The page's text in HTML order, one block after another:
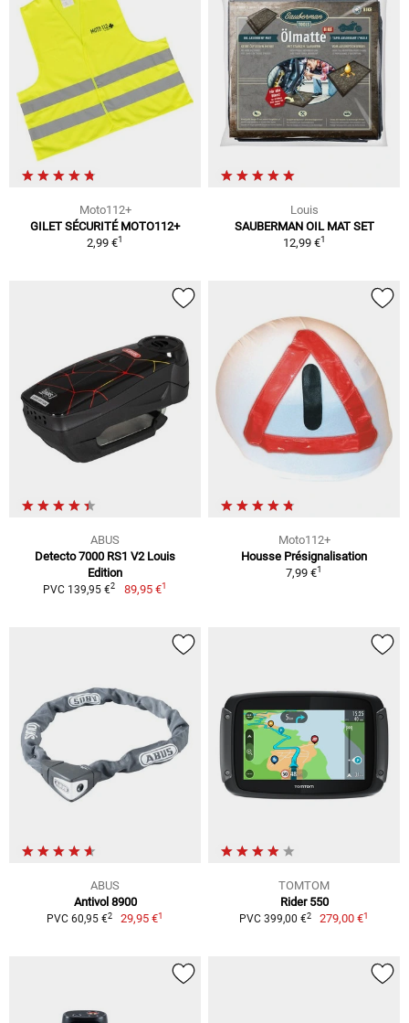
Moto112+
GILET SÉCURITÉ MOTO112+
2,99 €1
Louis
SAUBERMAN OIL MAT SET
12,99 €1
ABUS
Detecto 7000 RS1 V2 Louis
Edition
PVC 139,95 €2 89,95 €1
Moto112+
Housse Présignalisation
7,99 €1
ABUS
Antivol 8900
PVC 60,95 €2 29,95 €1
TOMTOM
Rider 550
PVC 399,00 €2 279,00 €1